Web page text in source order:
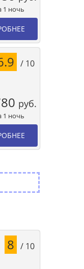
1 ночь
/ 10
руб.
1 ночь
8 / 10